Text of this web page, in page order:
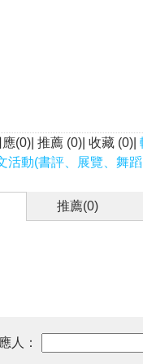
應(0)| 推薦 (0)| 收藏 (0)|
活動(書評、展覽、舞
推薦(0)
人：